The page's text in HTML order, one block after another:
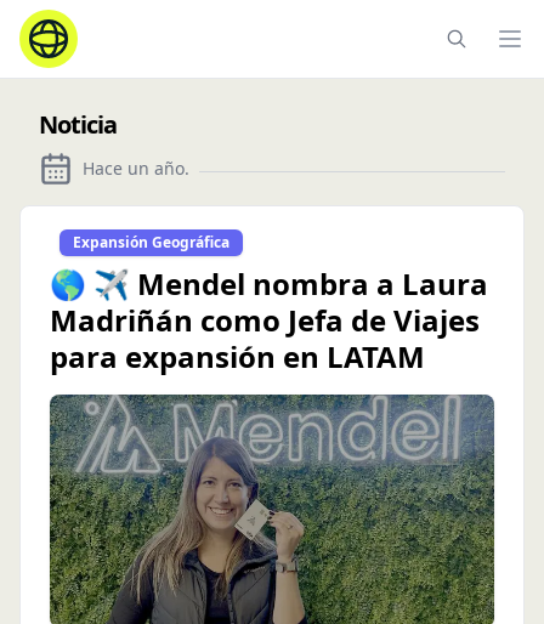
Noticia
Hace un año.
Expansión Geográfica
🌎 ✈️ Mendel nombra a Laura
Madriñán como Jefa de Viajes
para expansión en LATAM